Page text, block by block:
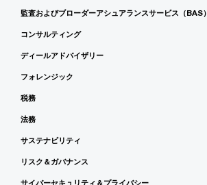
監査およびブローダーアシュアランスサービス（BAS）
コンサルティング
ディールアドバイザリー
フォレンジック
税務
法務
サステナビリティ
リスク＆ガバナンス
サイバーセキュリティ＆プライバシー